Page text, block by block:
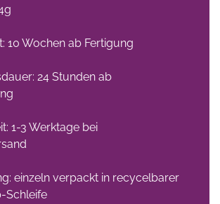
10 Wochen ab Fertigung
24 Stunden ab
1-3 Werktage bei
einzeln verpackt in recycelbarer
Schleife